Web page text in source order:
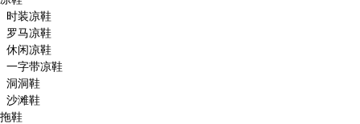
时装凉鞋
罗马凉鞋
休闲凉鞋
一字带凉鞋
洞洞鞋
沙滩鞋
拖鞋